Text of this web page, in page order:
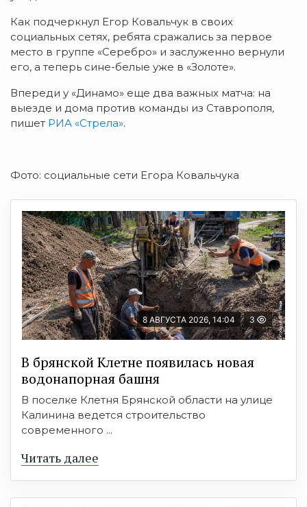
Как подчеркнул Егор Ковальчук в своих
социальных сетях, ребята сражались за первое
место в группе «Серебро» и заслуженно вернули
его, а теперь сине-белые уже в «Золоте».
Впереди у «Динамо» еще два важных матча: на
выезде и дома против команды из Ставрополя,
пишет РИА «Стрела».
Фото: социальные сети Егора Ковальчука
8 АВГУСТА 2026, 14:04 3
В брянской Клетне появилась новая
водонапорная башня
В поселке Клетня Брянской области на улице
Калинина ведется строительство
современного ...
Читать далее